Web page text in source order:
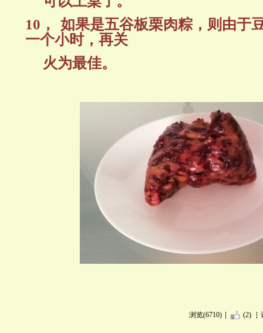
10，
如果是五谷板栗肉粽，则 由于
一个小时，再关
火为最佳。
浏览(6710) (2)